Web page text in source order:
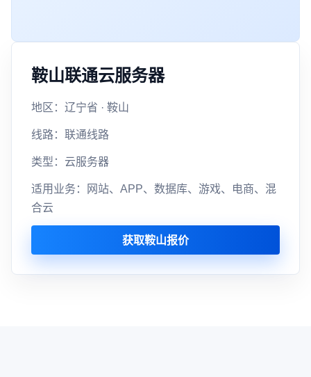
鞍山联通云服务器
地区：辽宁省 · 鞍山
线路：联通线路
类型：云服务器
适用业务：网站、APP、数据库、游戏、电商、混
合云
获取鞍山报价